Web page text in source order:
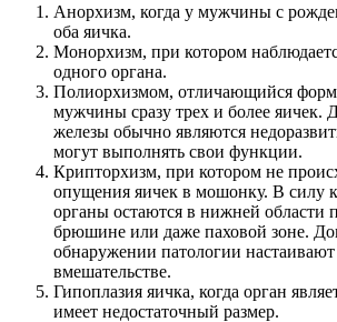
Анорхизм, когда у мужчины с
оба яичка.
Монорхизм, при котором
одного органа.
Полиорхизмом, отличающийся
мужчины сразу трех и более яичек.
железы обычно являются
могут выполнять свои функции.
Крипторхизм, при котором не
опущения яичек в мошонку. В силу
органы остаются в нижней области
брюшине или даже паховой зоне.
обнаружении патологии
вмешательстве.
Гипоплазия яичка, когда орган
имеет недостаточный размер.